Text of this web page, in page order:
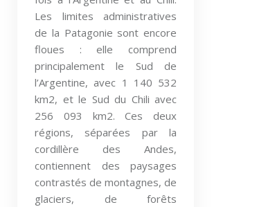
Les limites administratives
de la Patagonie sont encore
floues : elle comprend
principalement le Sud de
l’Argentine, avec 1 140 532
km2, et le Sud du Chili avec
256 093 km2. Ces deux
régions, séparées par la
cordillère des Andes,
contiennent des paysages
contrastés de montagnes, de
glaciers, de forêts